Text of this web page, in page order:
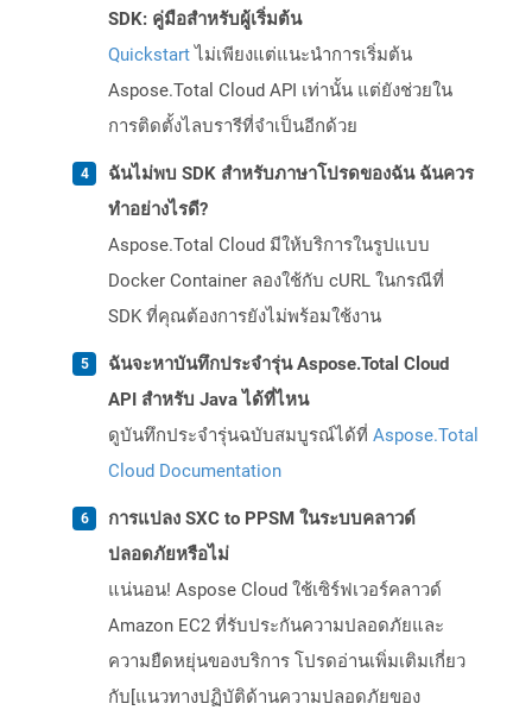
SDK: คู่มือสำหรับผู้เริ่มต้น
Quickstartไม่เพียงแต่แนะนำการเริ่มต้น
Aspose.Total Cloud API เท่านั้น แต่ยังช่วยใน
การติดตั้งไลบรารีที่จำเป็นอีกด้วย
ฉันไม่พบ SDK สำหรับภาษาโปรดของฉัน ฉันควร
ทำอย่างไรดี?
Aspose.Total Cloud มีให้บริการในรูปแบบ
Docker Container ลองใช้กับ cURL ในกรณีที่
SDK ที่คุณต้องการยังไม่พร้อมใช้งาน
ฉันจะหาบันทึกประจำรุ่น Aspose.Total Cloud
API สำหรับ Java ได้ที่ไหน
ดูบันทึกประจำรุ่นฉบับสมบูรณ์ได้ที่ Aspose.Total
Cloud Documentation
การแปลง SXC to PPSM ในระบบคลาวด์
ปลอดภัยหรือไม่
แน่นอน! Aspose Cloud ใช้เซิร์ฟเวอร์คลาวด์
Amazon EC2 ที่รับประกันความปลอดภัยและ
ความยืดหยุ่นของบริการ โปรดอ่านเพิ่มเติมเกี่ยว
กับ[แนวทางปฏิบัติด้านความปลอดภัยของ